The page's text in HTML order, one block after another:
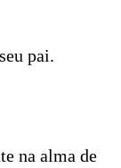
pai.
na alma de